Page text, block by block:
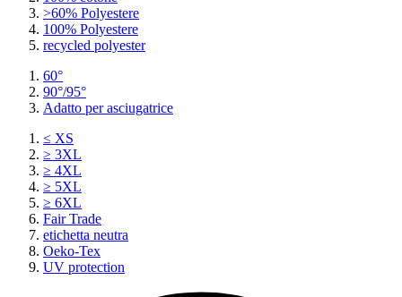
>60% Polyestere
100% Polyestere
recycled polyester
60°
90°/95°
Adatto per asciugatrice
≤ XS
≥ 3XL
≥ 4XL
≥ 5XL
≥ 6XL
Fair Trade
etichetta neutra
Oeko-Tex
UV protection